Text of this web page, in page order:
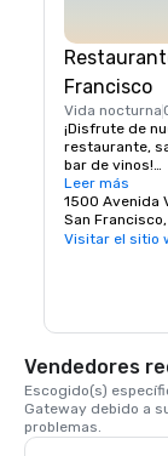
Francisco
Vida nocturna
¡Disfrute de
restaurante,
bar de vinos!
Los
Holiday Inn
ir muy lejos
artesanal
selección de
de uno de los
San
H es la pieza
activo lobby,
Leer más
1500 Avenida
San
Visitar el sitio
Vendedores
Escogido(s)
Gateway debido a
problemas.